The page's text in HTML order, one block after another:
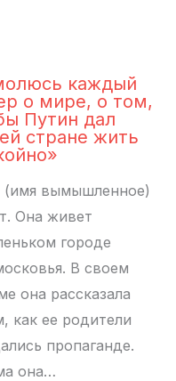
каждый
о мире, о том,
Путин дал
стране жить
(имя вымышленное)
Она живет
городе
В своем
она рассказала
как ее родители
пропаганде.
она…